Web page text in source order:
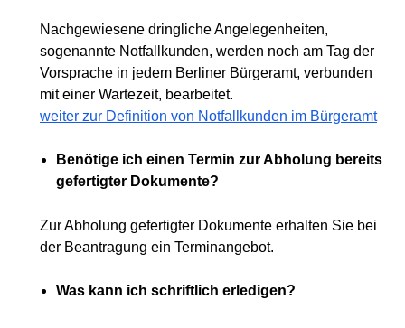
Nachgewiesene dringliche Angelegenheiten,
sogenannte Notfallkunden, werden noch am Tag der
Vorsprache in jedem Berliner Bürgeramt, verbunden
mit einer Wartezeit, bearbeitet.
weiter zur Definition von Notfallkunden im Bürgeramt
Benötige ich einen Termin zur Abholung bereits
gefertigter Dokumente?
Zur Abholung gefertigter Dokumente erhalten Sie bei
der Beantragung ein Terminangebot.
Was kann ich schriftlich erledigen?